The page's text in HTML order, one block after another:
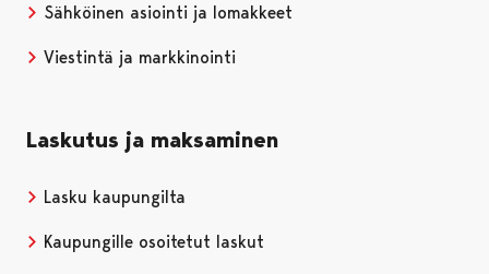
Sähköinen asiointi ja lomakkeet
Viestintä ja markkinointi
Laskutus ja maksaminen
Lasku kaupungilta
Kaupungille osoitetut laskut